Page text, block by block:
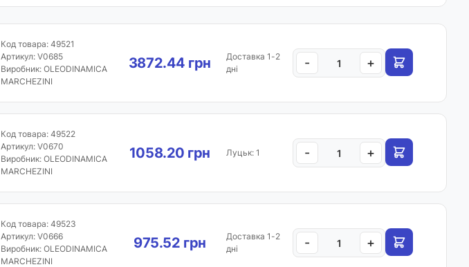
Код товара: 49521
Артикул: V0685
Виробник: OLEODINAMICA
MARCHEZINI
3872.44 грн
Доставка 1-2
дні
- +
Код товара: 49522
Артикул: V0670
Виробник: OLEODINAMICA
MARCHEZINI
1058.20 грн Луцьк: 1 - +
Код товара: 49523
Артикул: V0666
Виробник: OLEODINAMICA
MARCHEZINI
975.52 грн
Доставка 1-2
дні
- +